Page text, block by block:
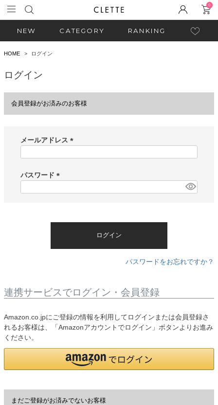
0
NEW CATEGORY RANKING
HOME ログイン
ログイン
会員登録がお済みのお客様
メールアドレス
)
パスワード
ログイン
パスワードをお忘れですか？
連携サービスでログイン・会員登録
Amazon.co.jpにご登録の情報を利用してログインまたは会員登録さ
れるお客様は、「Amazonアカウントでログイン」ボタンよりお進み
ください。
まだご登録がお済みでないお客様